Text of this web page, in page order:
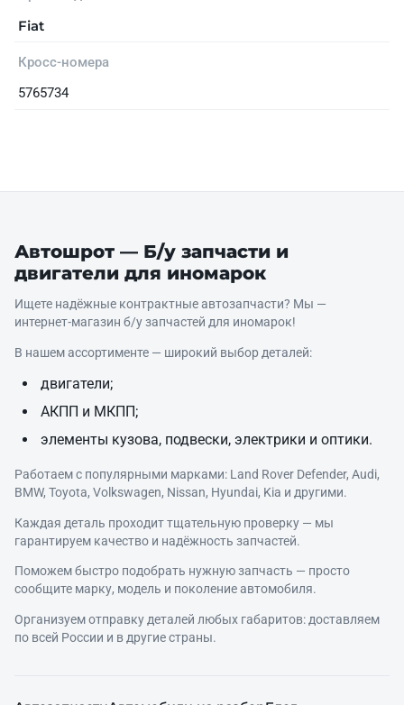
Fiat
Кросс-номера
5765734
Автошрот — Б/у запчасти и
двигатели для иномарок
Ищете надёжные контрактные автозапчасти? Мы —
интернет‑магазин б/у запчастей для иномарок!
В нашем ассортименте — широкий выбор деталей:
двигатели;
АКПП и МКПП;
элементы кузова, подвески, электрики и оптики.
Работаем с популярными марками: Land Rover Defender, Audi,
BMW, Toyota, Volkswagen, Nissan, Hyundai, Kia и другими.
Каждая деталь проходит тщательную проверку — мы
гарантируем качество и надёжность запчастей.
Поможем быстро подобрать нужную запчасть — просто
сообщите марку, модель и поколение автомобиля.
Организуем отправку деталей любых габаритов: доставляем
по всей России и в другие страны.